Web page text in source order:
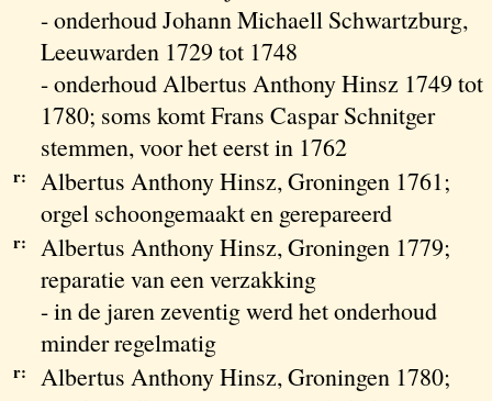
- onderhoud Johann Michaell Schwartzburg,
Leeuwarden 1729 tot 1748
- onderhoud Albertus Anthony Hinsz 1749 tot
1780; soms komt Frans Caspar Schnitger
stemmen, voor het eerst in 1762
r:
Albertus Anthony Hinsz, Groningen 1761;
orgel schoongemaakt en gerepareerd
r:
Albertus Anthony Hinsz, Groningen 1779;
reparatie van een verzakking
- in de jaren zeventig werd het onderhoud
minder regelmatig
r:
Albertus Anthony Hinsz, Groningen 1780;